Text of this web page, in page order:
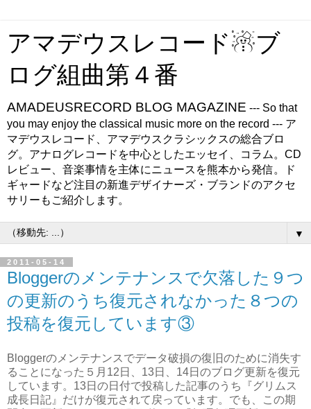
アマデウスレコード☃ブ
ログ組曲第４番
AMADEUSRECORD BLOG MAGAZINE --- So that
you may enjoy the classical music more on the record --- ア
マデウスレコード、アマデウスクラシックスの総合ブロ
グ。アナログレコードを中心としたエッセイ、コラム。CD
レビュー、音楽事情を主体にニュースを熊本から発信。ド
ギャードなど注目の新進デザイナーズ・ブランドのアクセ
サリーもご紹介します。
▼
2011-05-14
Bloggerのメンテナンスで欠落した９つ
の更新のうち復元されなかった８つの
投稿を復元しています③
Bloggerのメンテナンスでデータ破損の復旧のために消失す
ることになった５月12日、13日、14日のブログ更新を復元
しています。13日の日付で投稿した記事のうち『グリムス
成長日記』だけが復元されて戻っています。でも、この期